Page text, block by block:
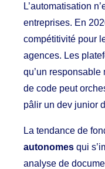
L’automatisation
entreprises. En
compétitivité pour
agences. Les
qu’un
de code peut
pâlir un dev junior
La tendance de
autonomes qui
analyse de